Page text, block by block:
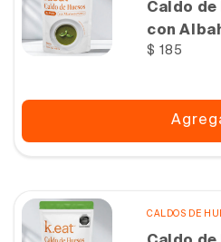
Caldo de
con
Precio
$ 185
CALDOS DE